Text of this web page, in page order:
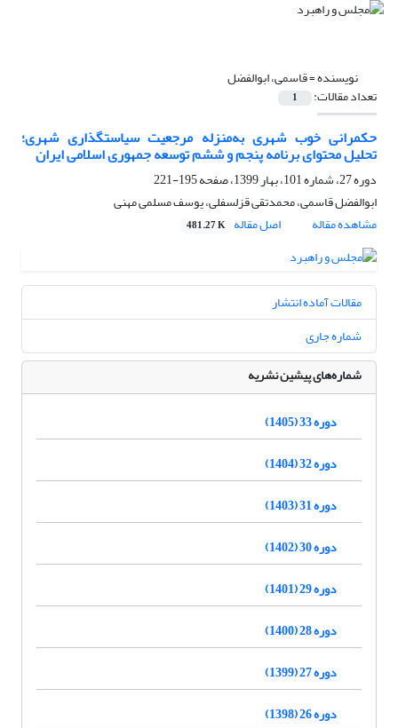
نویسنده =قاسمی، ابوالفضل
تعداد مقالات: 1
حکمرانی خوب شهری به‌منزله مرجعیت سیاستگذاری شهری؛
تحلیل محتوای برنامه پنجم و ششم توسعه جمهوری اسلامی ایران
دوره 27، شماره 101، بهار 1399، صفحه
195-221
ابوالفضل قاسمی، محمدتقی قزلسفلی، یوسف مسلمی مهنی
مشاهده مقاله
اصل مقاله 481.27 K
مقالات آماده انتشار
شماره جاری
شماره‌های پیشین نشریه
دوره 33 (1405)
دوره 32 (1404)
دوره 31 (1403)
دوره 30 (1402)
دوره 29 (1401)
دوره 28 (1400)
دوره 27 (1399)
دوره 26 (1398)